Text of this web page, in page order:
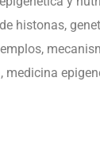
histonas,
medicina